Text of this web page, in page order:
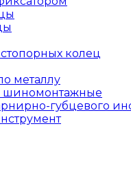
колец
металлу
шиномонтажные
губцевого